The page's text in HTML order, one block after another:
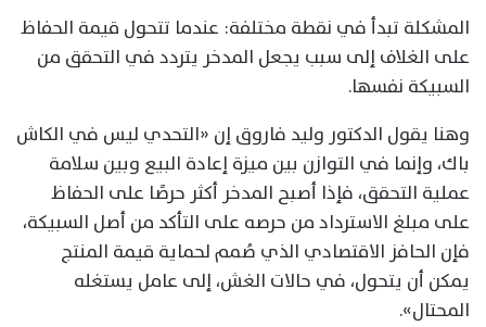
المشكلة تبدأ في نقطة مختلفة: عندما تتحول قيمة الحفاظ
على الغلاف إلى سبب يجعل المدخر يتردد في التحقق من
السبيكة نفسها.
وهنا يقول الدكتور وليد فاروق إن «التحدي ليس في الكاش
باك، وإنما في التوازن بين ميزة إعادة البيع وبين سلامة
عملية التحقق، فإذا أصبح المدخر أكثر حرصًا على الحفاظ
على مبلغ الاسترداد من حرصه على التأكد من أصل السبيكة،
فإن الحافز الاقتصادي الذي صُمم لحماية قيمة المنتج
يمكن أن يتحول، في حالات الغش، إلى عامل يستغله
المحتال».